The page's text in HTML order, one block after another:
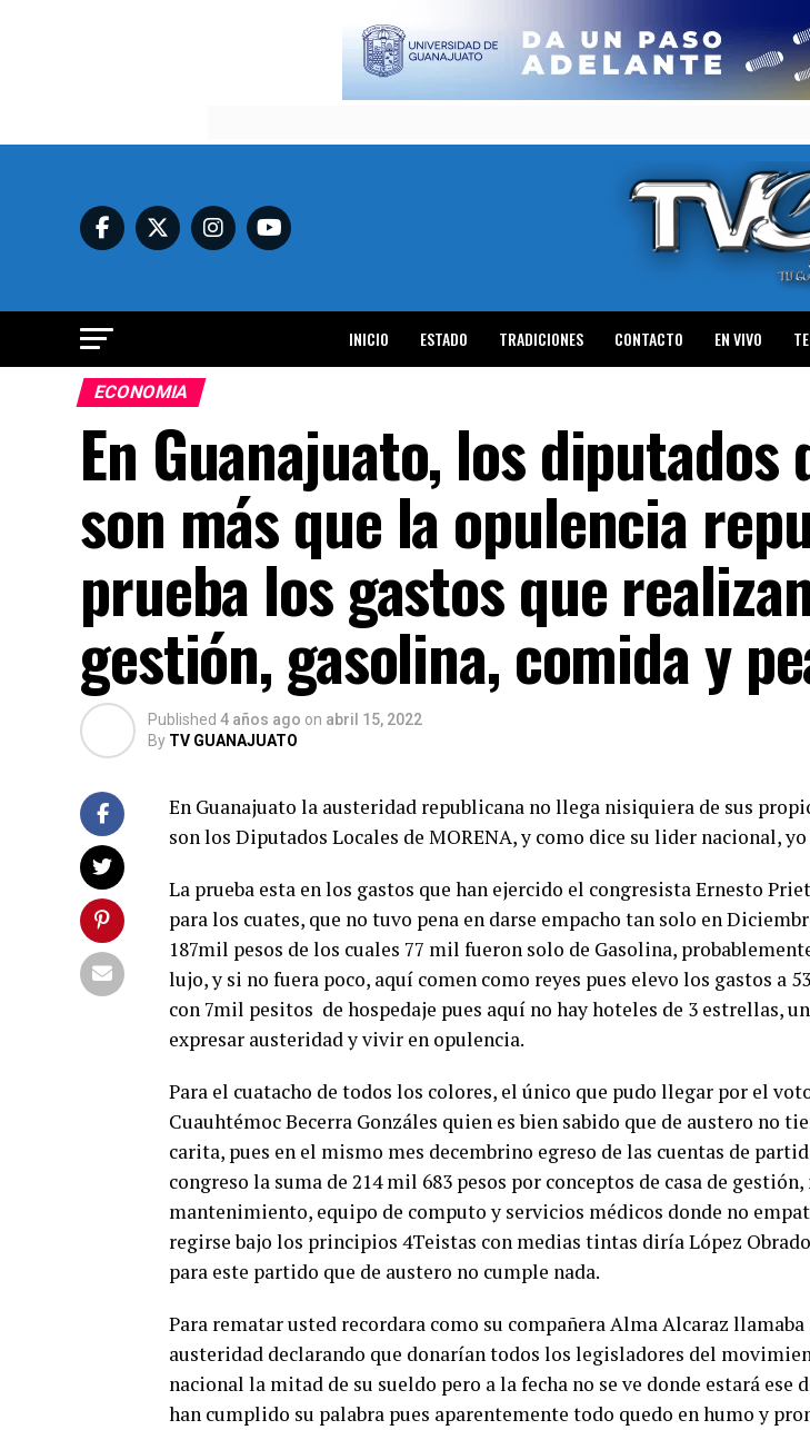
INICIO ESTADO TRADICIONES CONTACTO EN VIVO
ECONOMIA
En Guanajuato, los diputados
son más que la opulencia
prueba los gastos que
gestión, gasolina, comida y
Published 4 años ago on abril 15, 2022
By TV GUANAJUATO
En Guanajuato la austeridad republicana no llega nisiquiera de sus
son los Diputados Locales de MORENA, y como dice su lider nacional,
La prueba esta en los gastos que han ejercido el congresista Ernesto
para los cuates, que no tuvo pena en darse empacho tan solo en
187mil pesos de los cuales 77 mil fueron solo de Gasolina,
lujo, y si no fuera poco, aquí comen como reyes pues elevo los gastos a
con 7mil pesitos de hospedaje pues aquí no hay hoteles de 3 estrellas,
expresar austeridad y vivir en opulencia.
Para el cuatacho de todos los colores, el único que pudo llegar por el
Cuauhtémoc Becerra Gonzáles quien es bien sabido que de austero no
carita, pues en el mismo mes decembrino egreso de las cuentas de
congreso la suma de 214 mil 683 pesos por conceptos de casa de
mantenimiento, equipo de computo y servicios médicos donde no
regirse bajo los principios 4Teistas con medias tintas diría López
para este partido que de austero no cumple nada.
Para rematar usted recordara como su compañera Alma Alcaraz llamaba
austeridad declarando que donarían todos los legisladores del
nacional la mitad de su sueldo pero a la fecha no se ve donde estará ese
han cumplido su palabra pues aparentemente todo quedo en humo y